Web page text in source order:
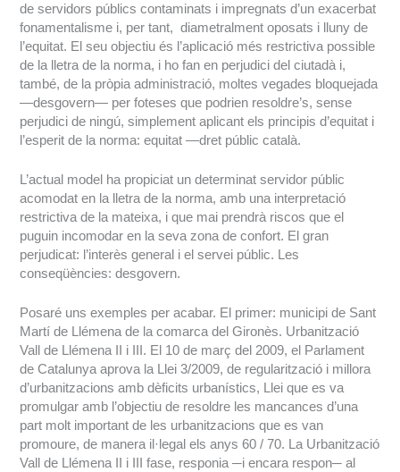
de servidors públics contaminats i impregnats d’un exacerbat
fonamentalisme i, per tant, diametralment oposats i lluny de
l’equitat. El seu objectiu és l’aplicació més restrictiva possible
de la lletra de la norma, i ho fan en perjudici del ciutadà i,
també, de la pròpia administració, moltes vegades bloquejada
—desgovern— per foteses que podrien resoldre’s, sense
perjudici de ningú, simplement aplicant els principis d’equitat i
l’esperit de la norma: equitat —dret públic català.
L’actual model ha propiciat un determinat servidor públic
acomodat en la lletra de la norma, amb una interpretació
restrictiva de la mateixa, i que mai prendrà riscos que el
puguin incomodar en la seva zona de confort. El gran
perjudicat: l’interès general i el servei públic. Les
conseqüències: desgovern.
Posaré uns exemples per acabar. El primer: municipi de Sant
Martí de Llémena de la comarca del Gironès. Urbanització
Vall de Llémena II i III. El 10 de març del 2009, el Parlament
de Catalunya aprova la Llei 3/2009, de regularització i millora
d’urbanitzacions amb dèficits urbanístics, Llei que es va
promulgar amb l’objectiu de resoldre les mancances d’una
part molt important de les urbanitzacions que es van
promoure, de manera il·legal els anys 60 / 70. La Urbanització
Vall de Llémena II i III fase, responia ─i encara respon─ al